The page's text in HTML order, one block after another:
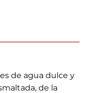
de agua dulce y
de la